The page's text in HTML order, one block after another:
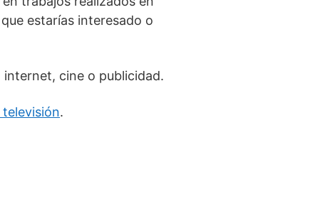
estarías interesado o
cine o publicidad.
.